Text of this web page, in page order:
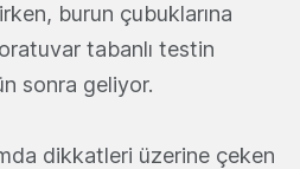
burun çubuklarına
tabanlı testin
sonra geliyor.
dikkatleri üzerine çeken